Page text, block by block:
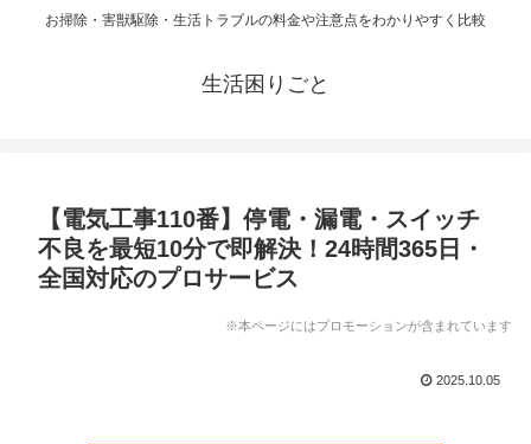
お掃除・害獣駆除・生活トラブルの料金や注意点をわかりやすく比較
生活困りごと
【電気工事110番】停電・漏電・スイッチ
不良を最短10分で即解決！24時間365日・
全国対応のプロサービス
※本ページにはプロモーションが含まれています
2025.10.05